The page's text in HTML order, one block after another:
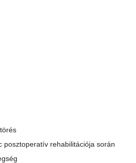
posztoperatív rehabilitációja során